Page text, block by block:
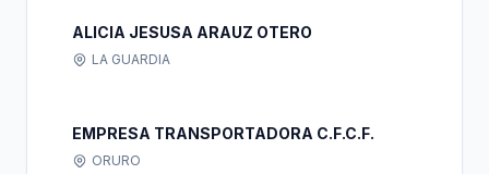
ALICIA JESUSA ARAUZ OTERO
LA GUARDIA
EMPRESA TRANSPORTADORA C.F.C.F.
ORURO